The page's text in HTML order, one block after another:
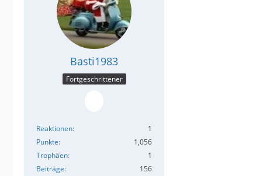
Basti1983
Fortgeschrittener
Reaktionen
1
Punkte
1,056
Trophäen
1
Beiträge
156